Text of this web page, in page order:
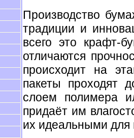
Производство
традиции и
всего это крафт-
отличаются
происходит на
пакеты проходят
слоем полимера
придаёт им
их идеальными для